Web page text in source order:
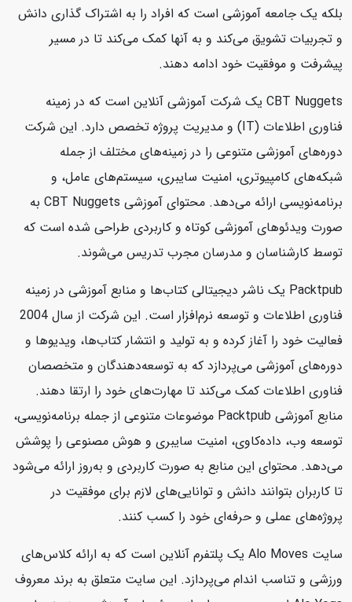
بلکه یک جامعه آموزشی است که افراد را به اشتراک گذاری دانش
و تجربیات تشویق می‌کند و به آنها کمک می‌کند تا در مسیر
پیشرفت و موفقیت خود ادامه دهند.
CBT Nuggets یک شرکت آموزشی آنلاین است که در زمینه
فناوری اطلاعات (IT) و مدیریت پروژه تخصص دارد. این شرکت
دوره‌های آموزشی متنوعی را در زمینه‌های مختلف از جمله
شبکه‌های کامپیوتری، امنیت سایبری، سیستم‌های عامل، و
برنامه‌نویسی ارائه می‌دهد. محتوای آموزشی CBT Nuggets به
صورت ویدئوهای آموزشی کوتاه و کاربردی طراحی شده است که
توسط کارشناسان و مدرسان مجرب تدریس می‌شوند.
Packtpub یک ناشر دیجیتالی کتاب‌ها و منابع آموزشی در زمینه
فناوری اطلاعات و توسعه نرم‌افزار است. این شرکت از سال 2004
فعالیت خود را آغاز کرده و به تولید و انتشار کتاب‌ها، ویدیوها و
دوره‌های آموزشی می‌پردازد که به توسعه‌دهندگان و متخصصان
فناوری اطلاعات کمک می‌کند تا مهارت‌های خود را ارتقا دهند.
منابع آموزشی Packtpub موضوعات متنوعی از جمله برنامه‌نویسی،
توسعه وب، داده‌کاوی، امنیت سایبری و هوش مصنوعی را پوشش
می‌دهد. محتوای این منابع به صورت کاربردی و به‌روز ارائه می‌شود
تا کاربران بتوانند دانش و توانایی‌های لازم برای موفقیت در
پروژه‌های عملی و حرفه‌ای خود را کسب کنند.
سایت Alo Moves یک پلتفرم آنلاین است که به ارائه کلاس‌های
ورزشی و تناسب اندام می‌پردازد. این سایت متعلق به برند معروف